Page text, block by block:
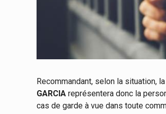
Recommandant, selon la situation,
GARCIA représentera donc la
cas de garde à vue dans toute